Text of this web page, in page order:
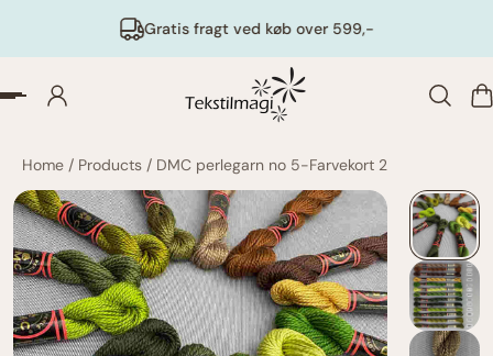
Gratis fragt ved køb over 599,-
Home / Products / DMC perlegarn no 5-Farvekort 2